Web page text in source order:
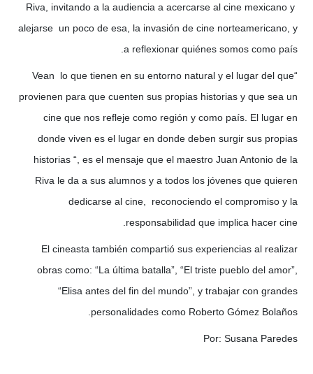
Riva, invitando a la audiencia a acercarse al cine mexicano y
alejarse un poco de esa, la invasión de cine norteamericano, y
a reflexionar quiénes somos como país.
“Vean lo que tienen en su entorno natural y el lugar del que
provienen para que cuenten sus propias historias y que sea un
cine que nos refleje como región y como país. El lugar en
donde viven es el lugar en donde deben surgir sus propias
historias “, es el mensaje que el maestro Juan Antonio de la
Riva le da a sus alumnos y a todos los jóvenes que quieren
dedicarse al cine, reconociendo el compromiso y la
responsabilidad que implica hacer cine.
El cineasta también compartió sus experiencias al realizar
obras como: “La última batalla”, “El triste pueblo del amor”,
“Elisa antes del fin del mundo”, y trabajar con grandes
personalidades como Roberto Gómez Bolaños.
Por: Susana Paredes